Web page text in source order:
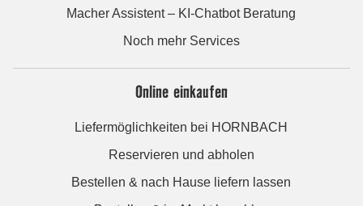
Macher Assistent – KI-Chatbot Beratung
Noch mehr Services
Online einkaufen
Liefermöglichkeiten bei HORNBACH
Reservieren und abholen
Bestellen & nach Hause liefern lassen